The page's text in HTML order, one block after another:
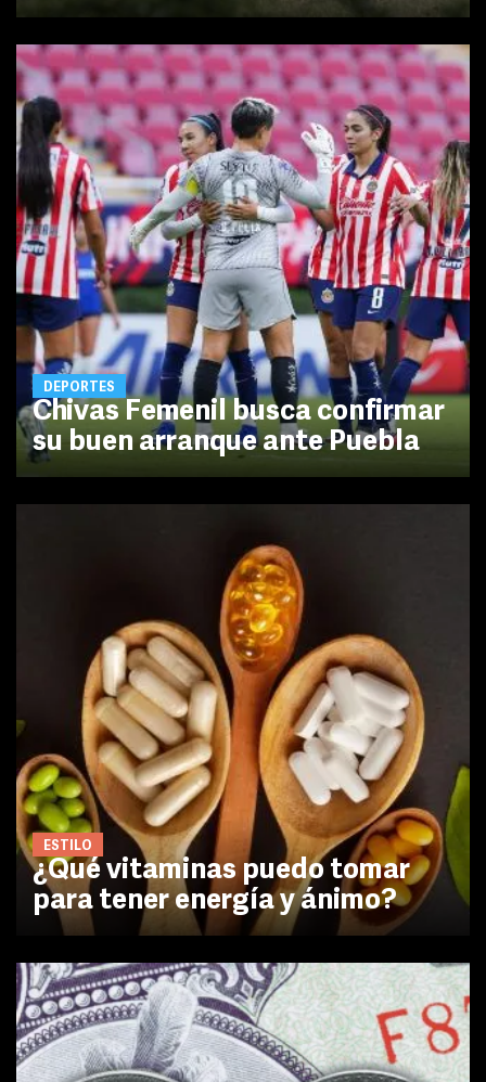
DEPORTES
Chivas Femenil busca confirmar
su buen arranque ante Puebla
ESTILO
¿Qué vitaminas puedo tomar
para tener energía y ánimo?